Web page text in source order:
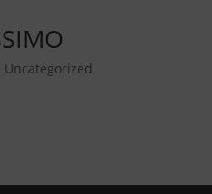
Uncategorized